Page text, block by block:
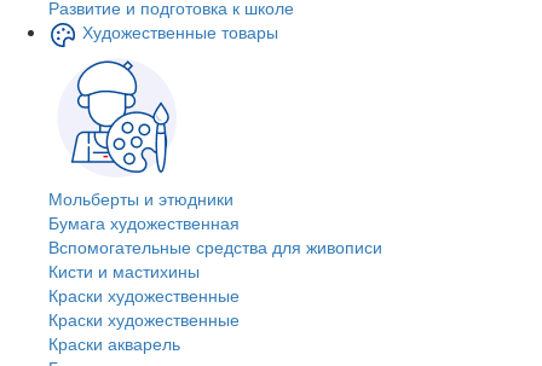
Развитие и подготовка к школе
Художественные товары
Мольберты и этюдники
Бумага художественная
Вспомогательные средства для живописи
Кисти и мастихины
Краски художественные
Краски художественные
Краски акварель